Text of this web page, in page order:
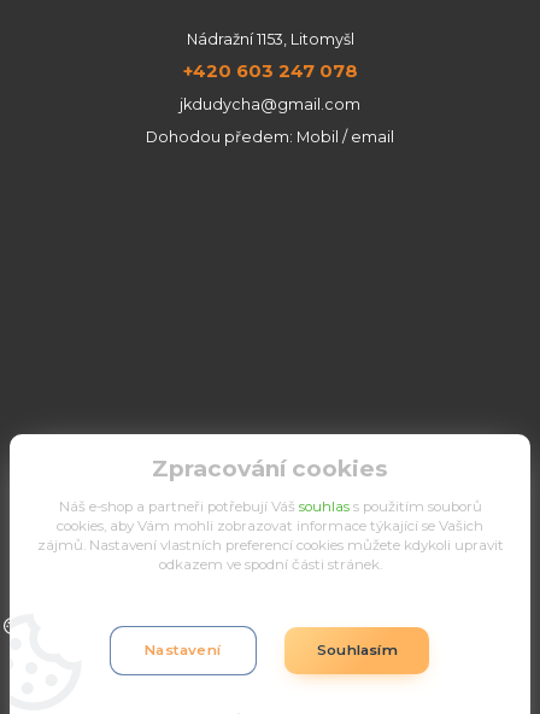
Nádražní 1153, Litomyšl
+420 603 247 078
jkdudycha@gmail.com
Dohodou předem: Mobil / email
Upravit sběr cookies.
Zpracování cookies
Náš e-shop a partneři potřebují Váš souhlass použitím souborů
cookies, aby Vám mohli zobrazovat informace týkající se Vašich
zájmů. Nastavení vlastních preferencí cookies můžete kdykoli upravit
odkazem ve spodní části stránek.
Nastavení Souhlasím